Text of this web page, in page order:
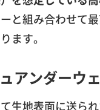
と組み合わせて
ます。
アンダーウ
生地表面に送ら